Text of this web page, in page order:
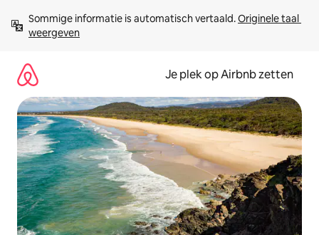
direct
naar
Sommige informatie is automatisch vertaald. Originele taal
weergeven
Je plek op Airbnb zetten